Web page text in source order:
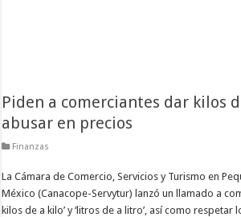
Piden a comerciantes dar kilos
abusar en precios
Finanzas
La Cámara de Comercio, Servicios y Turismo en
México (Canacope-Servytur) lanzó un llamado a
kilos de a kilo’ y ‘litros de a litro’, así como